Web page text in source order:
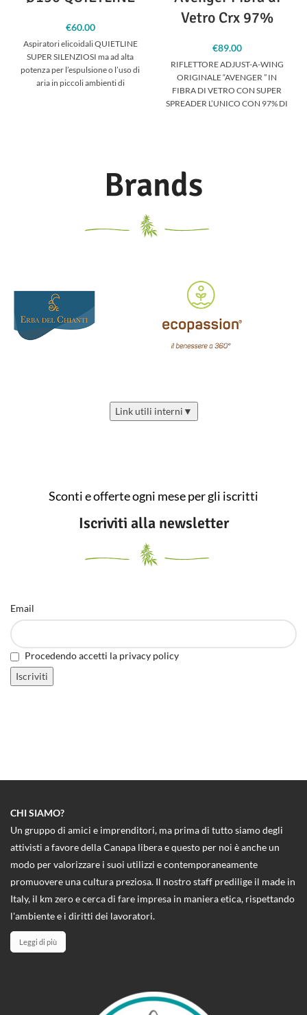
€60.00
Aspiratori elicoidali QUIETLINE
SUPER SILENZIOSI ma ad alta
potenza per l’espulsione o l’uso di
aria in piccoli ambienti di
Vetro Crx 97%
€89.00
RIFLETTORE ADJUST-A-WING
ORIGINALE “AVENGER ” IN
FIBRA DI VETRO CON SUPER
SPREADER L’UNICO CON 97% DI
Brands
Link utili interni ▼
Sconti e offerte ogni mese per gli iscritti
Iscriviti alla newsletter
Email
Procedendo accetti la privacy policy
CHI SIAMO?
Un gruppo di amici e imprenditori, ma prima di tutto siamo degli
attivisti a favore della Canapa libera e questo per noi è anche un
modo per valorizzare i suoi utilizzi e contemporaneamente
promuovere una cultura preziosa. Il nostro staff predilige il made in
Italy, il km zero e cerca di fare impresa in maniera etica, rispettando
l'ambiente e i diritti dei lavoratori.
Leggi di più